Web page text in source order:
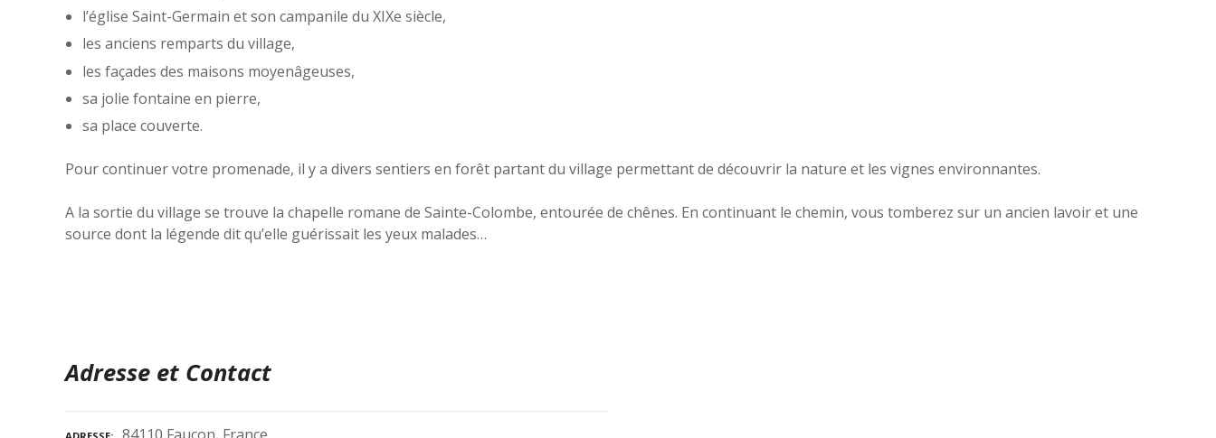
l’église Saint-Germain et son campanile du XIXe siècle,
les anciens remparts du village,
les façades des maisons moyenâgeuses,
sa jolie fontaine en pierre,
sa place couverte.
Pour continuer votre promenade, il y a divers sentiers en forêt partant du village permettant de découvrir la nature et les vignes environnantes.
A la sortie du village se trouve la chapelle romane de Sainte-Colombe, entourée de chênes. En continuant le chemin, vous tomberez sur un ancien lavoir et une
source dont la légende dit qu’elle guérissait les yeux malades…
Adresse et Contact
84110 Faucon, France